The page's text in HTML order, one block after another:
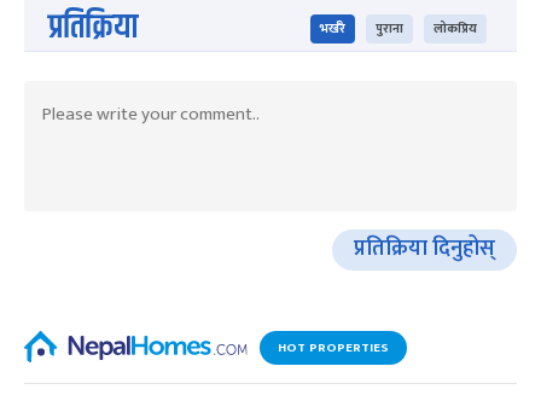
प्रतिक्रिया भर्खरै पुराना लोकप्रिय
प्रतिक्रिया दिनुहोस्
HOT PROPERTIES